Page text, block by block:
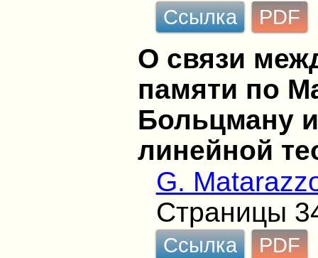
Ссылка PDF
О связи
памяти по
Больцману
линейной
G.
Страницы
Ссылка PDF